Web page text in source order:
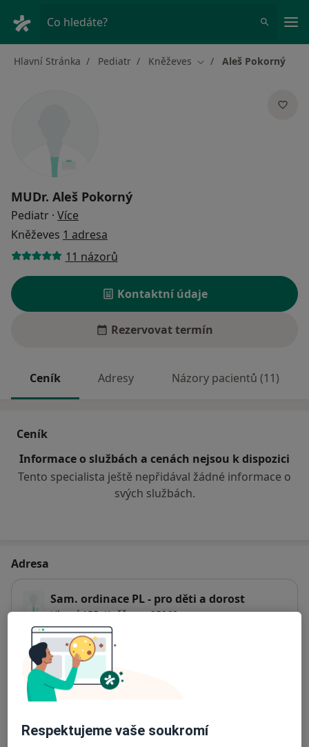
Co hledáte?
Hlavní Stránka Pediatr Kněževes Změna města
Aleš Pokorný
MUDr. Aleš Pokorný
Pediatr · Více
Kněževes 1 adresa
11 názorů
Kontaktní údaje
Rezervovat termín
Ceník Adresy Názory pacientů (11)
Ceník
Informace o službách a cenách nejsou k dispozici
Tento specialista ještě nepřidával žádné informace o
svých službách.
Adresa
Sam. ordinace PL - pro děti a dorost
Hlavní 155, Kněževes25268
Dostupnost
Na této adrese online kalendář není aktivní
Respektujeme vaše soukromí